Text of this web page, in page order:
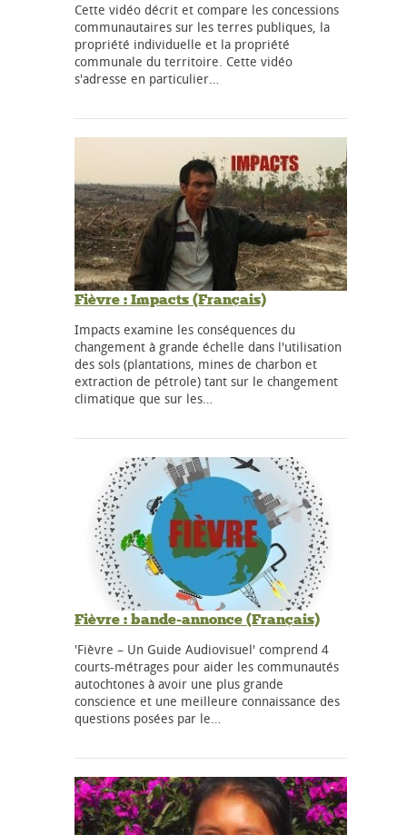
Cette vidéo décrit et compare les concessions
communautaires sur les terres publiques, la
propriété individuelle et la propriété
communale du territoire. Cette vidéo
s'adresse en particulier…
Fièvre : Impacts (Français)
Impacts examine les conséquences du
changement à grande échelle dans l'utilisation
des sols (plantations, mines de charbon et
extraction de pétrole) tant sur le changement
climatique que sur les…
Fièvre : bande-annonce (Français)
'Fièvre – Un Guide Audiovisuel' comprend 4
courts-métrages pour aider les communautés
autochtones à avoir une plus grande
conscience et une meilleure connaissance des
questions posées par le…